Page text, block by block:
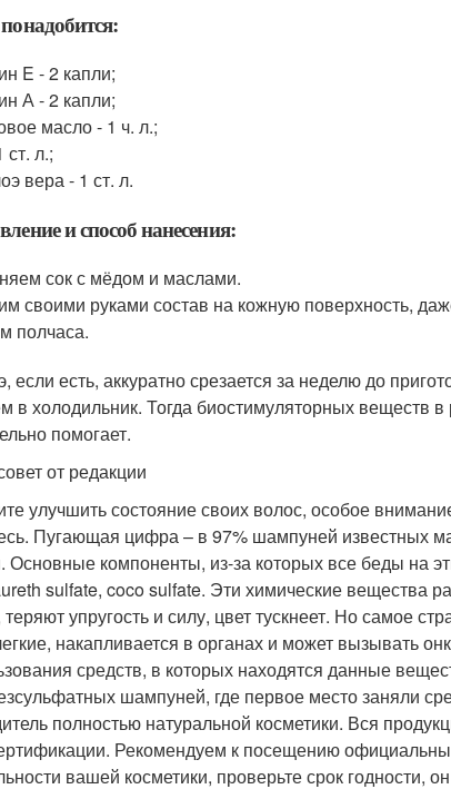
E - 2 капли;
А - 2 капли;
масло - 1 ч. л.;
л.;
вера - 1 ст. л.
и способ нанесения:
сок с мёдом и маслами.
своими руками состав на кожную поверхность,
полчаса.
если есть, аккуратно срезается за неделю до
в холодильник. Тогда биостимуляторных веществ
помогает.
от редакции
улучшить состояние своих волос, особое
Пугающая цифра – в 97% шампуней известных
Основные компоненты, из-за которых все беды на
sulfate, coco sulfate. Эти химические вещества
упругость и силу, цвет тускнеет. Но самое
накапливается в органах и может вызывать
средств, в которых находятся данные
шампуней, где первое место заняли
полностью натуральной косметики. Вся
Рекомендуем к посещению
вашей косметики, проверьте срок годности,